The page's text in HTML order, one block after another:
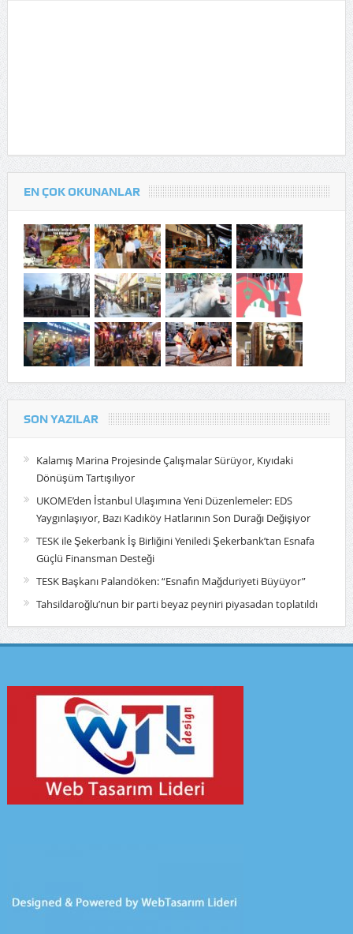
EN ÇOK OKUNANLAR
SON YAZILAR
Kalamış Marina Projesinde Çalışmalar Sürüyor, Kıyıdaki
Dönüşüm Tartışılıyor
UKOME’den İstanbul Ulaşımına Yeni Düzenlemeler: EDS
Yaygınlaşıyor, Bazı Kadıköy Hatlarının Son Durağı Değişiyor
TESK ile Şekerbank İş Birliğini Yeniledi Şekerbank’tan Esnafa
Güçlü Finansman Desteği
TESK Başkanı Palandöken: “Esnafın Mağduriyeti Büyüyor”
Tahsildaroğlu’nun bir parti beyaz peyniri piyasadan toplatıldı